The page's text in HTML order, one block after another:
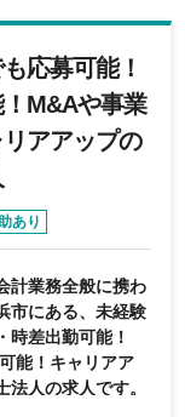
応募可能！
M&Aや事業
アアップの
あり
計業務全般に携わ
市にある、未経験
時差出勤可能！
能！キャリアア
人の求人です。